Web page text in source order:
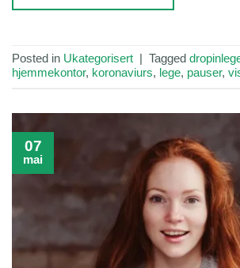
Posted in Ukategorisert | Tagged
hjemmekontor, koronaviurs, lege, pauser,
07
mai